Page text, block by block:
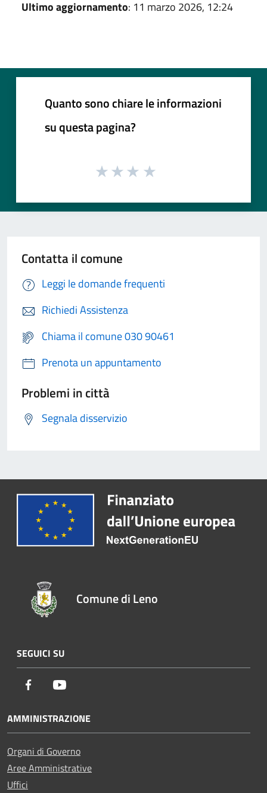
Ultimo aggiornamento: 11 marzo 2026, 12:24
Quanto sono chiare le informazioni
su questa pagina?
Contatta il comune
Leggi le domande frequenti
Richiedi Assistenza
Chiama il comune 030 90461
Prenota un appuntamento
Problemi in città
Segnala disservizio
Comune di Leno
SEGUICI SU
Facebook
AMMINISTRAZIONE
Organi di Governo
Aree Amministrative
Uffici